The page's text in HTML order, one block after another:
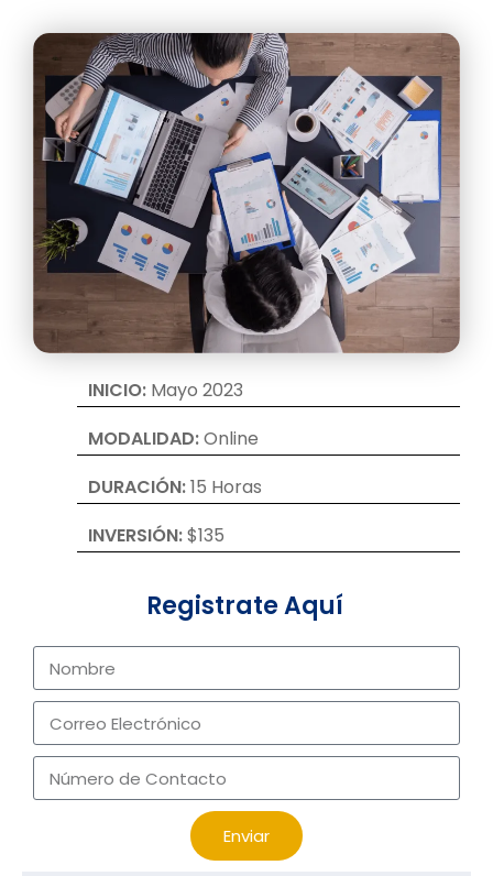
INICIO: Mayo 2023
MODALIDAD:Online
DURACIÓN:15 Horas
INVERSIÓN:$135
Registrate Aquí
Enviar